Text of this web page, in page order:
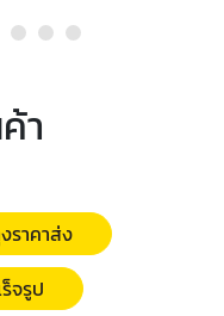
า
ราคาส่ง
จรูป